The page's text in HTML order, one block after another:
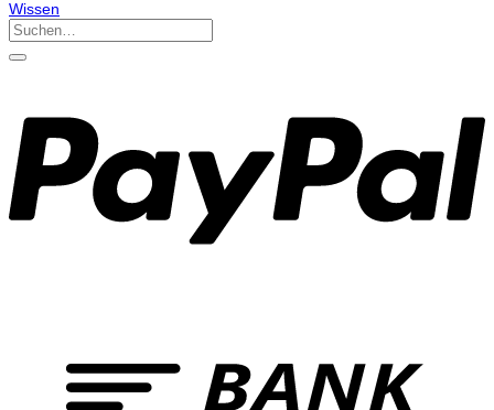
Wissen
Suchen
nach: